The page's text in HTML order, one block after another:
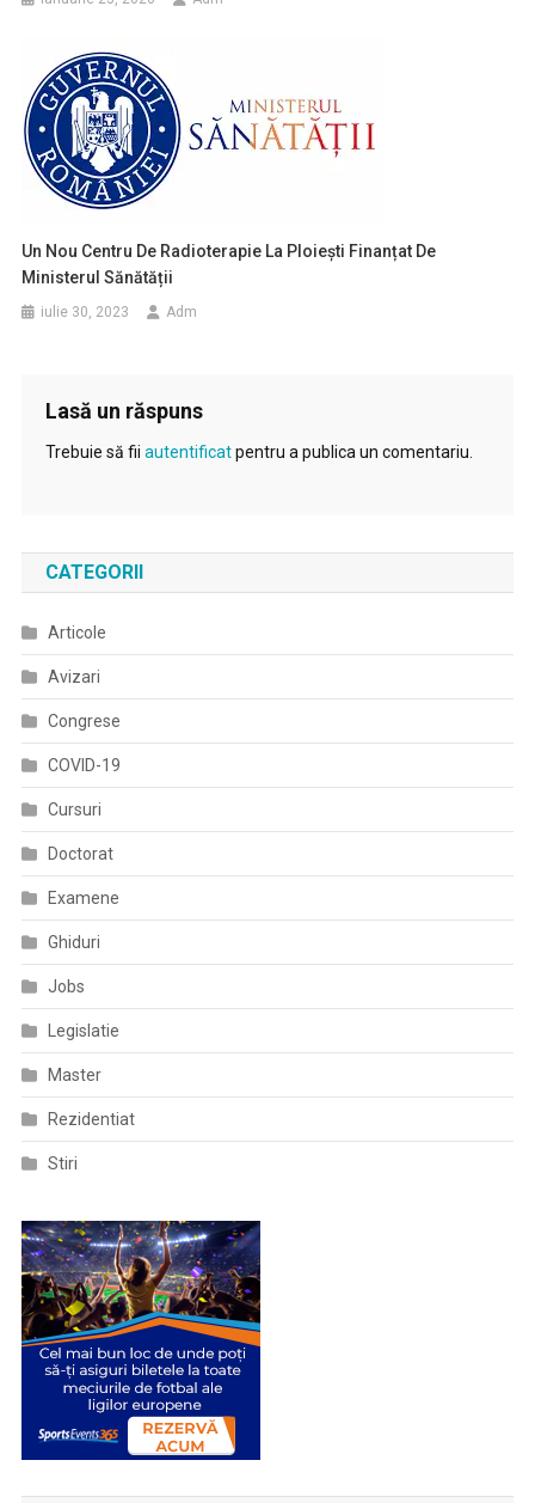
Un Nou Centru De Radioterapie La Ploiești Finanțat De
Ministerul Sănătății
iulie 30, 2023 Adm
Lasă un răspuns
Trebuie să fii autentificatpentru a publica un comentariu.
CATEGORII
Articole
Avizari
Congrese
COVID-19
Cursuri
Doctorat
Examene
Ghiduri
Jobs
Legislatie
Master
Rezidentiat
Stiri